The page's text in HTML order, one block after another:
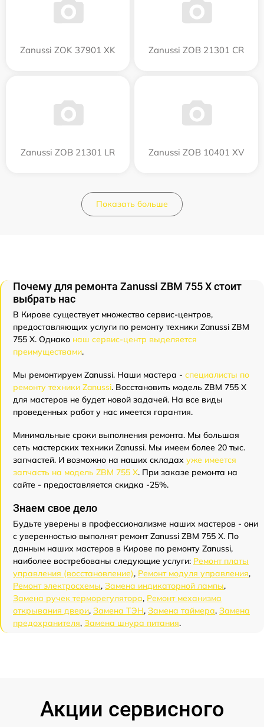
Zanussi ZOK 37901 XK Zanussi ZOB 21301 CR
Zanussi ZOB 21301 LR Zanussi ZOB 10401 XV
Показать больше
Почему для ремонта Zanussi ZBM 755 X стоит
выбрать нас
В Кирове существует множество сервис-центров,
предоставляющих услуги по ремонту техники Zanussi ZBM
755 X. Однако наш сервис-центр выделяется
преимуществами.
Мы ремонтируем Zanussi. Наши мастера - специалисты по
ремонту техники Zanussi. Восстановить модель ZBM 755 X
для мастеров не будет новой задачей. На все виды
проведенных работ у нас имеется гарантия.
Минимальные сроки выполнения ремонта. Мы большая
сеть мастерских техники Zanussi. Мы имеем более 20 тыс.
запчастей. И возможно на наших складах уже имеется
запчасть на модель ZBM 755 X. При заказе ремонта на
сайте - предоставляется скидка -25%.
Знаем свое дело
Будьте уверены в профессионализме наших мастеров - они
с уверенностью выполнят ремонт Zanussi ZBM 755 X. По
данным наших мастеров в Кирове по ремонту Zanussi,
наиболее востребованы следующие услуги: Ремонт платы
управления (восстановление), Ремонт модуля управления,
Ремонт электросхемы, Замена индикаторной лампы,
Замена ручек терморегулятора, Ремонт механизма
открывания двери, Замена ТЭН, Замена таймера, Замена
предохранителя, Замена шнура питания.
Акции сервисного